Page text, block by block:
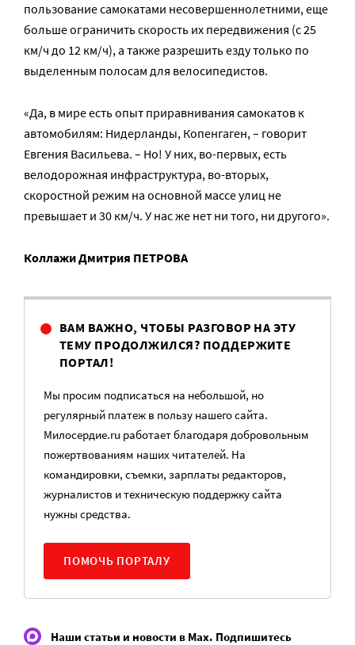
пользование самокатами несовершеннолетними, еще
больше ограничить скорость их передвижения (с 25
км/ч до 12 км/ч), а также разрешить езду только по
выделенным полосам для велосипедистов.
«Да, в мире есть опыт приравнивания самокатов к
автомобилям: Нидерланды, Копенгаген, – говорит
Евгения Васильева. – Но! У них, во-первых, есть
велодорожная инфраструктура, во-вторых,
скоростной режим на основной массе улиц не
превышает и 30 км/ч. У нас же нет ни того, ни другого».
Коллажи Дмитрия ПЕТРОВА
ВАМ ВАЖНО, ЧТОБЫ РАЗГОВОР НА ЭТУ
ТЕМУ ПРОДОЛЖИЛСЯ? ПОДДЕРЖИТЕ
ПОРТАЛ!
Мы просим подписаться на небольшой, но
регулярный платеж в пользу нашего сайта.
Милосердие.ru работает благодаря добровольным
пожертвованиям наших читателей. На
командировки, съемки, зарплаты редакторов,
журналистов и техническую поддержку сайта
нужны средства.
ПОМОЧЬ ПОРТАЛУ
Наши статьи и новости в Max. Подпишитесь